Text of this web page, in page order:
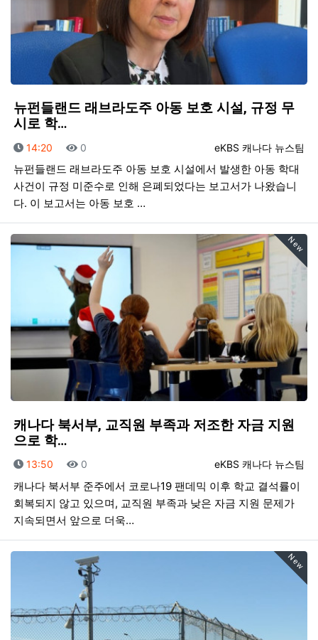
뉴펀들랜드 래브라도주 아동 보호 시설, 규정 무
시로 학…
등록자
eKBS 캐나다 뉴스팀
등록일
14:20 조회
0
뉴펀들랜드 래브라도주 아동 보호 시설에서 발생한 아동 학대
사건이 규정 미준수로 인해 은폐되었다는 보고서가 나왔습니
다. 이 보고서는 아동 보호 …
New
캐나다 북서부, 교직원 부족과 저조한 자금 지원
으로 학…
등록자
eKBS 캐나다 뉴스팀
등록일
13:50 조회
0
캐나다 북서부 준주에서 코로나19 팬데믹 이후 학교 결석률이
회복되지 않고 있으며, 교직원 부족과 낮은 자금 지원 문제가
지속되면서 앞으로 더욱…
New